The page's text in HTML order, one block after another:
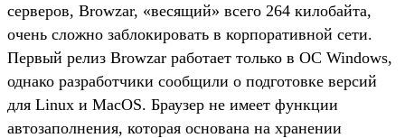
серверов, Browzar, «весящий» всего 264 килобайта,
очень сложно заблокировать в корпоративной сети.
Первый релиз Browzar работает только в ОС Windows,
однако разработчики сообщили о подготовке версий
для Linux и MacOS. Браузер не имеет функции
автозаполнения, которая основана на хранении